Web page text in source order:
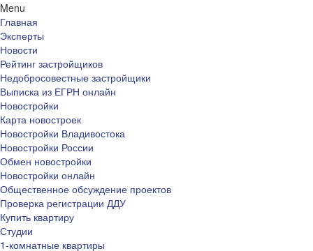
Menu
Главная
Эксперты
Новости
Рейтинг застройщиков
Недобросовестные застройщики
Выписка из ЕГРН онлайн
Новостройки
Карта новостроек
Новостройки Владивостока
Новостройки России
Обмен новостройки
Новостройки онлайн
Общественное обсуждение проектов
Проверка регистрации ДДУ
Купить квартиру
Студии
1-комнатные квартиры